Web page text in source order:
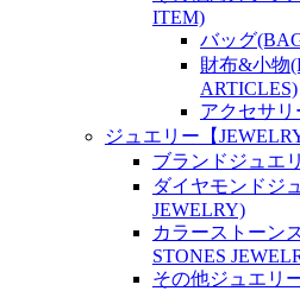
ITEM)
バッグ
財布&小物
ARTICLES)
アクセサリ
ジュエリー【
ブランドジュエ
ダイヤモンドジ
JEWELRY)
カラーストーン
STONES
その他ジュエリ